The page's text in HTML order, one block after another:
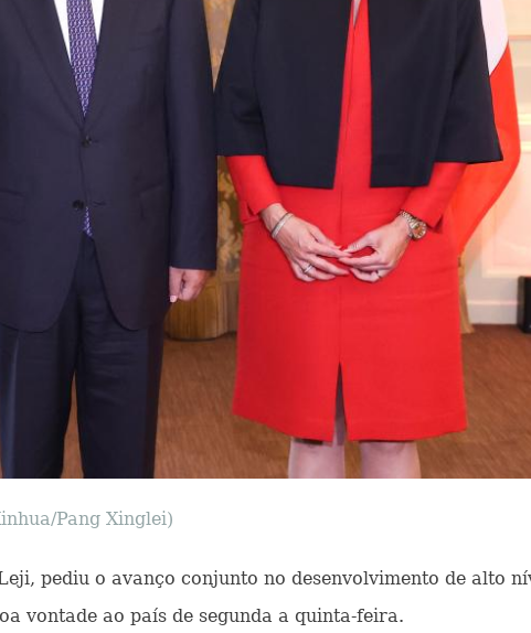
Pang Xinglei)
pediu o avanço conjunto no desenvolvimento de alto
vontade ao país de segunda a quinta-feira.